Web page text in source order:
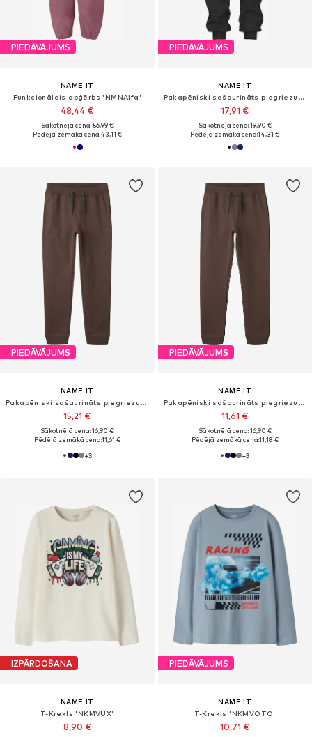
PIEDĀVĀJUMS
NAME IT
Funkcionālais apģērbs 'NMNAlfa'
48,44 €
Sākotnējā cena: 56,99 €
Pēdējā zemākā cena:43,11 €
PIEDĀVĀJUMS
NAME IT
Pakapēniski sašaurināts piegriezums Bikses 'NKMVian'
17,91 €
Sākotnējā cena: 19,90 €
Pēdējā zemākā cena:14,31 €
PIEDĀVĀJUMS
NAME IT
Pakapēniski sašaurināts piegriezums Bikses
15,21 €
Sākotnējā cena: 16,90 €
Pēdējā zemākā cena:11,61 €
+3
PIEDĀVĀJUMS
NAME IT
Pakapēniski sašaurināts piegriezums Bikses
11,61 €
Sākotnējā cena: 16,90 €
Pēdējā zemākā cena:11,18 €
+3
IZPĀRDOŠANA
NAME IT
T-Krekls 'NKMVUX'
8,90 €
PIEDĀVĀJUMS
NAME IT
T-Krekls 'NKMVOTO'
10,71 €